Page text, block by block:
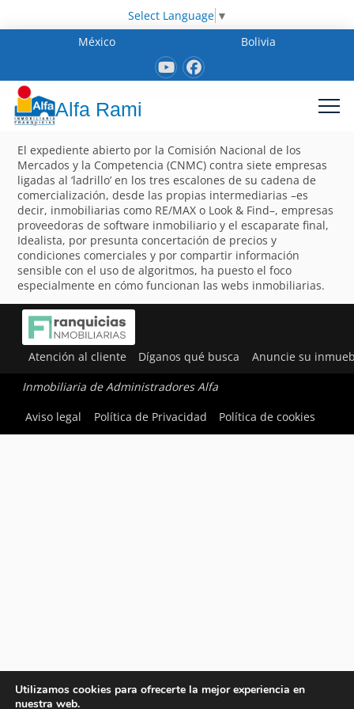
Select Language ▼
México
Bolivia
Alfa Rami
El expediente abierto por la Comisión Nacional de los
Mercados y la Competencia (CNMC) contra siete empresas
ligadas al ‘ladrillo’ en los tres escalones de su cadena de
comercialización, desde las propias intermediarias –es
decir, inmobiliarias como RE/MAX o Look & Find–, empresas
proveedoras de software inmobiliario y el escaparate final,
Idealista, por presunta concertación de precios y
condiciones comerciales y por compartir información
sensible con el uso de algoritmos, ha puesto el foco
especialmente en cómo funcionan las webs inmobiliarias.
Atención al cliente Díganos qué busca Anuncie su
Inmobiliaria de Administradores Alfa
Aviso legal
Política de Privacidad Política de cookies
Utilizamos cookies para ofrecerte la mejor experiencia en
nuestra web.